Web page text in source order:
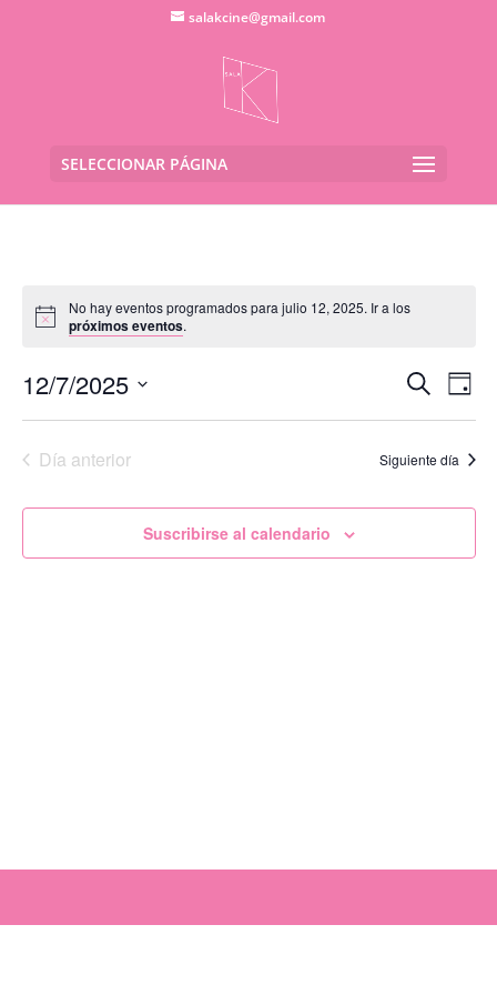
salakcine@gmail.com
SELECCIONAR PÁGINA
No hay eventos programados para julio 12, 2025. Ir a los
próximos eventos.
de
y
Buscar
de
de
Día
12/7/2025
Día anterior Siguiente día
Suscribirse al calendario